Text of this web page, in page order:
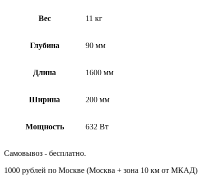
Вес 11 кг
Глубина 90 мм
Длина 1600 мм
Ширина 200 мм
Мощность 632 Вт
Самовывоз - бесплатно.
1000 рублей по Москве (Москва + зона 10 км от МКАД)